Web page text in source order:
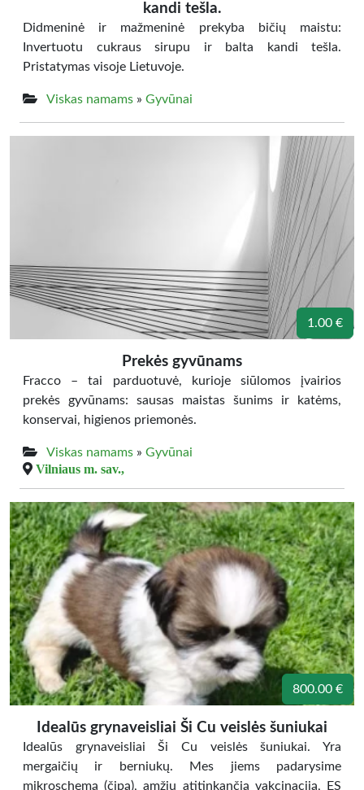
kandi tešla.
Didmeninė ir mažmeninė prekyba bičių maistu:
Invertuotu cukraus sirupu ir balta kandi tešla.
Pristatymas visoje Lietuvoje.
Viskas namams » Gyvūnai
1.00 €
Prekės gyvūnams
Fracco – tai parduotuvė, kurioje siūlomos įvairios
prekės gyvūnams: sausas maistas šunims ir katėms,
konservai, higienos priemonės.
Viskas namams » Gyvūnai
Vilniaus m. sav.,
800.00 €
Idealūs grynaveisliai Ši Cu veislės šuniukai
Idealūs grynaveisliai Ši Cu veislės šuniukai. Yra
mergaičių ir berniukų. Mes jiems padarysime
mikroschemą (čipą), amžių atitinkančią vakcinaciją, ES